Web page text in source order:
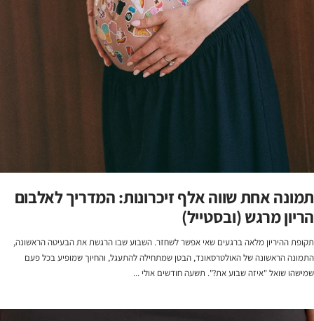
תמונה אחת שווה אלף זיכרונות: המדריך לאלבום
הריון מרגש (ובסטייל)
תקופת ההיריון מלאה ברגעים שאי אפשר לשחזר. השבוע שבו הרגשת את הבעיטה הראשונה,
התמונה הראשונה של האולטרסאונד, הבטן שמתחילה להתעגל, והחיוך שמופיע בכל פעם
שמישהו שואל "איזה שבוע את?". תשעה חודשים אולי ...